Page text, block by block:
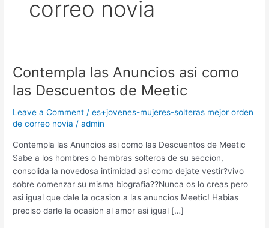
correo novia
Contempla las Anuncios asi­ como
las Descuentos de Meetic
Leave a Comment /es+jovenes-mujeres-solteras mejor orden
de correo novia /admin
Contempla las Anuncios asi­ como las Descuentos de Meetic
Sabe a los hombres o hembras solteros de su seccion,
consolida la novedosa intimidad asi­ como dejate vestir?vivo
sobre comenzar su misma biografia??Nunca os lo creas pero
asi­ igual que dale la ocasion a las anuncios Meetic! Habias
preciso darle la ocasion al amor asi­ igual […]
Contempla
las
Anuncios
asi­
como
Descuentos
de
Meetic